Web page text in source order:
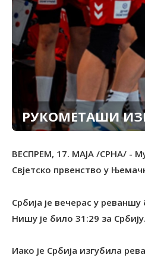
РУКОМЕТАШИ
ВЕСПРЕМ, 17. МАЈА /СРНА/ -
Свјетско првенство у
Србија је вечерас у
Нишу је било 31:29 за Србију.
Иако је Србија изгубила